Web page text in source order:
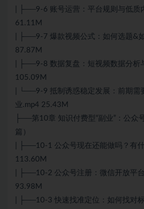
| ├──9-6 账号运营：平台规则与低质
61.11M
| ├──9-7 爆款视频公式：如何选题&
87.87M
| ├──9-8 数据复盘：短视频数据分析
105.09M
| └──9-9 抵制诱惑稳定发展：前期需
业.mp4 25.43M
├──第10章 知识付费型“副业”：公众
篇）
| ├──10-1 公众号现在还能做吗？有
113.60M
| ├──10-2 公众号注册：微信开放平
93.98M
| ├──10-3 快速找准定位：如何找对